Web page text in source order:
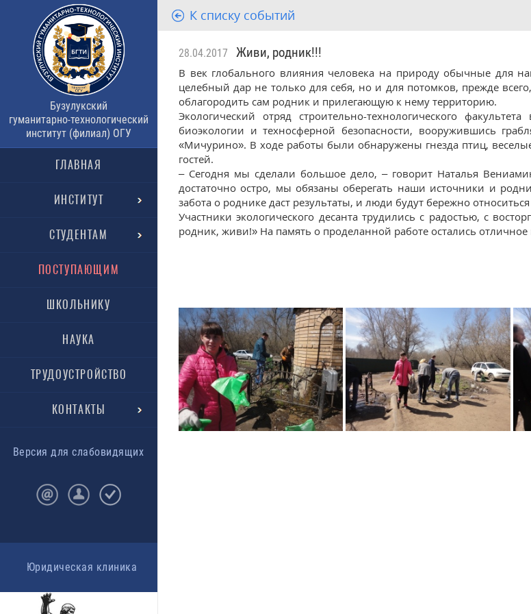
Бузулукский
гуманитарно-технологический
институт (филиал) ОГУ
ГЛАВНАЯ
ИНСТИТУТ
СТУДЕНТАМ
ПОСТУПАЮЩИМ
ШКОЛЬНИКУ
НАУКА
ТРУДОУСТРОЙСТВО
КОНТАКТЫ
Версия для слабовидящих
Юридическая клиника
К списку событий
28.04.2017 Живи, родник!!!
В век глобального влияния человека на природу обычные для
целебный дар не только для себя, но и для потомков, прежде
облагородить сам родник и прилегающую к нему территорию.
Экологический отряд строительно-технологического
биоэкологии и техносферной безопасности, вооружившись
«Мичурино». В ходе работы были обнаружены гнезда птиц,
гостей.
– Сегодня мы сделали большое дело, – говорит Наталья
достаточно остро, мы обязаны оберегать наши источники и
забота о роднике даст результаты, и люди будут бережно
Участники экологического десанта трудились с радостью, с
родник, живи!» На память о проделанной работе остались